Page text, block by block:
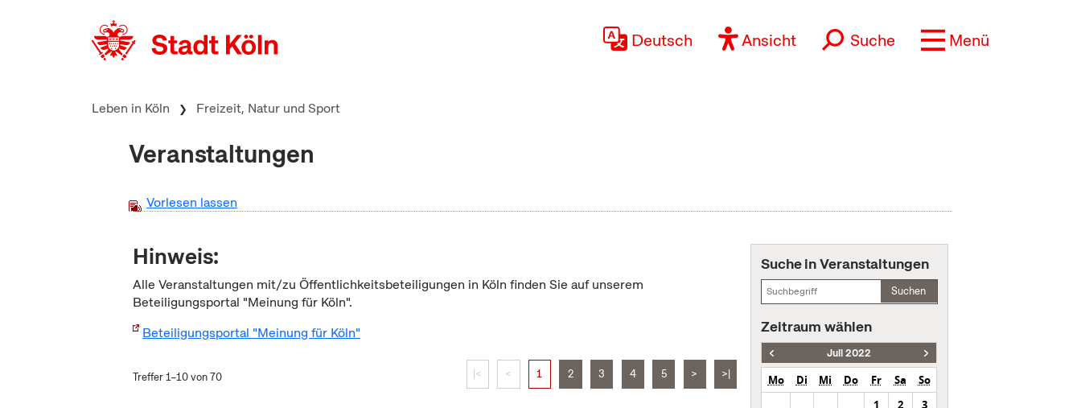
Deutsch Ansicht Suche Menü
Leben in Köln Freizeit, Natur und Sport
Veranstaltungen
Vorlesen lassen
Hinweis:
Alle Veranstaltungen mit/zu Öffentlichkeitsbeteiligungen in Köln finden Sie auf unserem
Beteiligungsportal "Meinung für Köln".
Beteiligungsportal "Meinung für Köln"
Treffer 1–10 von 70 |< < 1 2 3 4 5 > >|
Suche in Veranstaltungen
Suchen
Zeitraum wählen
Juli 2022
Mo Di Mi Do Fr Sa
So
1
2
3